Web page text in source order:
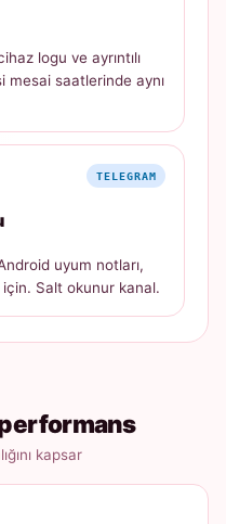
logu ve ayrıntılı
mesai saatlerinde aynı
TELEGRAM
uyum notları,
Salt okunur kanal.
kapsar